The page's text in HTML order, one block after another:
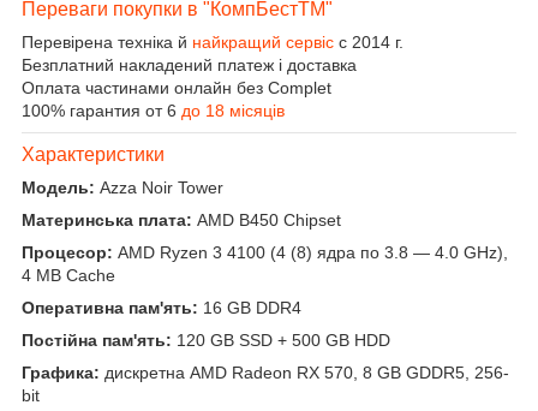
Переваги покупки в "КомпБестTM"
Перевірена техніка й найкращий сервіс с 2014 г.
Безплатний накладений платеж і доставка
Оплата частинами онлайн без Complet
100% гарантия от 6 до 18 місяців
Характеристики
Модель: Azza Noir Tower
Материнська плата: AMD B450 Chipset
Процесор: AMD Ryzen 3 4100 (4 (8) ядра по 3.8 — 4.0 GHz),
4 MB Cache
Оперативна пам'ять: 16 GB DDR4
Постійна пам'ять: 120 GB SSD + 500 GB HDD
Графика: дискретна AMD Radeon RX 570, 8 GB GDDR5, 256-
bit